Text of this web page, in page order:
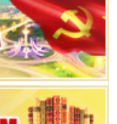
XX, nhiệm kỳ
Thọ lần thứ I,
thứ nhất,